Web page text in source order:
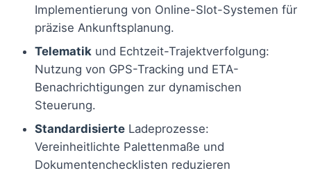
Implementierung von Online-Slot-Systemen für
präzise Ankunftsplanung.
Telematik und Echtzeit-Trajektverfolgung:
Nutzung von GPS-Tracking und ETA-
Benachrichtigungen zur dynamischen
Steuerung.
Standardisierte Ladeprozesse:
Vereinheitlichte Palettenmaße und
Dokumentenchecklisten reduzieren